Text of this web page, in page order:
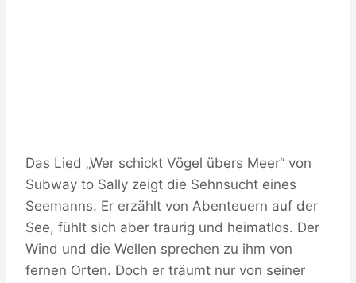
Das Lied „Wer schickt Vögel übers Meer“ von
Subway to Sally zeigt die Sehnsucht eines
Seemanns. Er erzählt von Abenteuern auf der
See, fühlt sich aber traurig und heimatlos. Der
Wind und die Wellen sprechen zu ihm von
fernen Orten. Doch er träumt nur von seiner